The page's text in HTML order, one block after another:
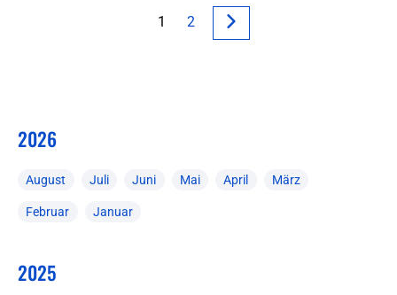
1 2
2026
August Juli Juni Mai April März
Februar Januar
2025